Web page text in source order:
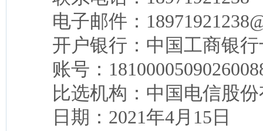
电子邮件：
开户银行：中国工商银
账号：
比选机构：中国电信股
日期：2021年4月15日